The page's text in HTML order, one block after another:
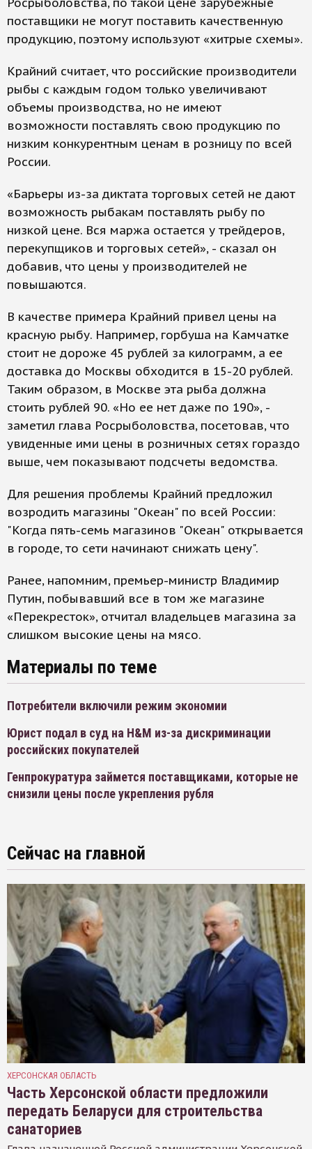
поставщики не могут поставить качественную
продукцию, поэтому используют «хитрые схемы».
Крайний считает, что российские производители
рыбы с каждым годом только увеличивают
объемы производства, но не имеют
возможности поставлять свою продукцию по
низким конкурентным ценам в розницу по всей
России.
«Барьеры из-за диктата торговых сетей не дают
возможность рыбакам поставлять рыбу по
низкой цене. Вся маржа остается у трейдеров,
перекупщиков и торговых сетей», - сказал он
добавив, что цены у производителей не
повышаются.
В качестве примера Крайний привел цены на
красную рыбу. Например, горбуша на Камчатке
стоит не дороже 45 рублей за килограмм, а ее
доставка до Москвы обходится в 15-20 рублей.
Таким образом, в Москве эта рыба должна
стоить рублей 90. «Но ее нет даже по 190», -
заметил глава Росрыболовства, посетовав, что
увиденные ими цены в розничных сетях гораздо
выше, чем показывают подсчеты ведомства.
Для решения проблемы Крайний предложил
возродить магазины "Океан" по всей России:
"Когда пять-семь магазинов "Океан" открывается
в городе, то сети начинают снижать цену".
Ранее, напомним, премьер-министр Владимир
Путин, побывавший все в том же магазине
«Перекресток», отчитал владельцев магазина за
слишком высокие цены на мясо.
Материалы по теме
Потребители включили режим экономии
Юрист подал в суд на H&M из-за дискриминации
российских покупателей
Генпрокуратура займется поставщиками, которые не
снизили цены после укрепления рубля
Сейчас на главной
ХЕРСОНСКАЯ ОБЛАСТЬ
Часть Херсонской области предложили
передать Беларуси для строительства
санаториев